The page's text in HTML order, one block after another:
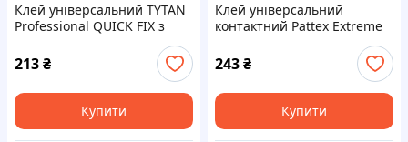
Клей універсальний TYTAN
Professional QUICK FIX з
активатором 200 мл+50 г
213₴
Купити
Клей універсальний
контактний Pattex Extreme
243₴
Купити